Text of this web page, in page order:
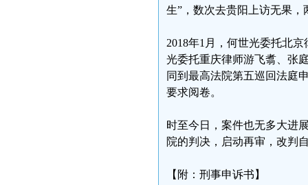
生”，数次去贵阳上访无果
2018年1月，何世光委托北
光委托重庆律师游飞翥、张
同到最高法院第五巡回法庭
要求阅卷。
时至今日，案件也无多大进
院的判决，启动再审，改判
【附：刑事申诉书】